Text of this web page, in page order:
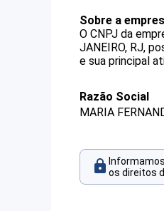
Sobre a
O CNPJ da
JANEIRO, RJ,
e sua principal
Razão Social
MARIA
os direitos